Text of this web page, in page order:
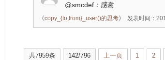
@smcdef：感谢
《copy_{to,from}_user()的思考》 发表时间：
共7959条 142/796 上一页 1 2